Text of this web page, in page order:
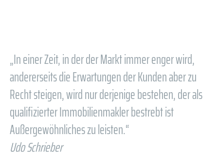
„In einer Zeit, in der der Markt immer enger wird,
andererseits die Erwartungen der Kunden aber zu
Recht steigen, wird nur derjenige bestehen, der als
qualifizierter Immobilienmakler bestrebt ist
Außergewöhnliches zu leisten.“
Udo Schrieber